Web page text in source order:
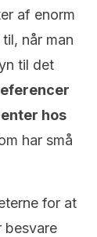
af enorm
når man
til det
hos
har små
for at
besvare